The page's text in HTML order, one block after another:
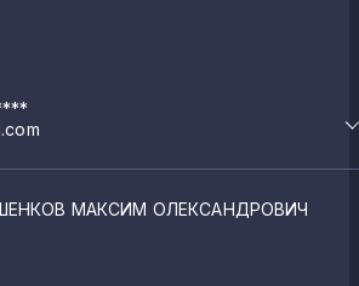
МАКСИМ ОЛЕКСАНДРОВИЧ